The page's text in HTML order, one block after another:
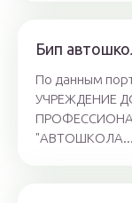
Бип
По данным
УЧРЕЖДЕНИЕ
"АВТОШКОЛА...